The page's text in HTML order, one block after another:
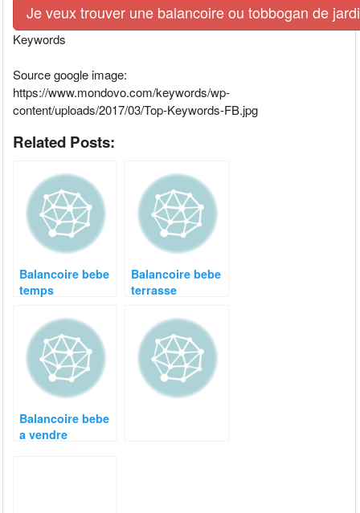
Je veux trouver une balancoire ou tobbogan de
Keywords
Source google image:
https://www.mondovo.com/keywords/wp-
content/uploads/2017/03/Top-Keywords-FB.jpg
Related Posts:
Balancoire bebe
temps
Balancoire bebe
terrasse
Balancoire bebe
a vendre